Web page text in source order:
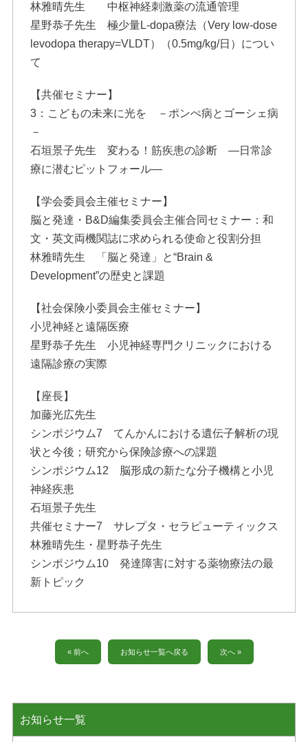
林雅晴先生 中枢神経刺激薬の流通管理
星野恭子先生 極少量L-dopa療法（Very low-dose
levodopa therapy=VLDT）（0.5mg/kg/日）につい
て
【共催セミナー】
3：こどもの未来に光を －ポンぺ病とゴーシェ病
－
石垣景子先生 変わる！筋疾患の診断 ―日常診
療に潜むピットフォール―
【学会委員会主催セミナー】
脳と発達・B&D編集委員会主催合同セミナー：和
文・英文両機関誌に求められる使命と役割分担
林雅晴先生 「脳と発達」と“Brain &
Development”の歴史と課題
【社会保険小委員会主催セミナー】
小児神経と遠隔医療
星野恭子先生 小児神経専門クリニックにおける
遠隔診療の実際
【座長】
加藤光広先生
シンポジウム7 てんかんにおける遺伝子解析の現
状と今後；研究から保険診療への課題
シンポジウム12 脳形成の新たな分子機構と小児
神経疾患
石垣景子先生
共催セミナー7 サレプタ・セラピューティックス
林雅晴先生・星野恭子先生
シンポジウム10 発達障害に対する薬物療法の最
新トピック
« 前へ お知らせ一覧へ戻る 次へ »
お知らせ一覧